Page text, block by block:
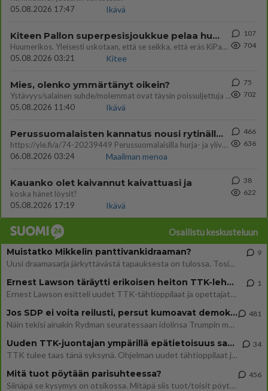
05.08.2026 17:47
Ikävä
Kiteen Pallon superpesisjoukkue pelaa huumeiden vaikutuksen alaisena
Huumerikos. Yleisesti uskotaan, että se seikka, että eräs KiPan pelaaja kärähtää huumeista, on vain jäävuoren huippu. M
05.08.2026 03:21
Kitee
107
704
Mies, olenko ymmärtänyt oikein?
Ystävyys/salainen suhde/molemmat ovat täysin poissuljettuja asioita? Nainen
05.08.2026 11:40
Ikävä
75
702
Perussuomalaisten kannatus nousi rytinällä Ylen tänään julkaisemassa tuoreimmassa gallup-kyselyssä.
https://yle.fi/a/74-20239449 Perussuomalaisilla hurja- ja ylivoimaisesti suurin nousu tässä uudessa Ylen gallupissa. Kyl
06.08.2026 03:24
Maailman menoa
466
636
Kauanko olet kaivannut kaivattuasi ja
koska hänet löysit?
05.08.2026 17:19
Ikävä
38
622
Osallistu keskusteluun
Muistatko Mikkelin panttivankidraaman?
Uusi draamasarja järkyttävästä tapauksesta on tulossa. Tositapahtumiin perustuva sarja ammentaa vuoden 1986 Mikkelin pan
9
Ernest Lawson täräytti erikoisen heiton TTK-lehdistötilaisuudessa: " Onko tässä tarkoituksena...?"
Ernest Lawson esitteli uudet TTK-tähtioppilaat ja opettajat torstaina 6.8. lehdistölle. Tulevalla kaudella on yksi hausk
1
Jos SDP ei voita reilusti, persut kumoavat demokratian Suomesta
Näin tekisi ainakin Rydman seuratessaan idolinsa Trumpin mallia https://www.is.fi/politiikka/art-2000012187244.html
481
Uuden TTK-juontajan ympärillä epätietoisuus sakenee - Nyt MTV hämmentää soppaa
TTK tulee taas tänä syksynä. Ohjelman uudet tähtioppilaat julkistetaan torstaina 6. elokuuta klo 14 alkavassa lehdistö
34
Mitä tuot pöytään parisuhteessa?
Siinäpä se kysymys on otsikossa. Mitäpä siis tuot/toisit pöytään parisuhteessa? Oletko mies vai nainen? Koetko sen mitä
456